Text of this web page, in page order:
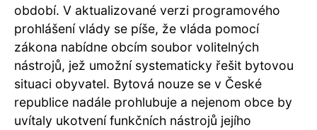
období. V aktualizované verzi programového
prohlášení vlády se píše, že vláda pomocí
zákona nabídne obcím soubor volitelných
nástrojů, jež umožní systematicky řešit bytovou
situaci obyvatel. Bytová nouze se v České
republice nadále prohlubuje a nejenom obce by
uvítaly ukotvení funkčních nástrojů jejího